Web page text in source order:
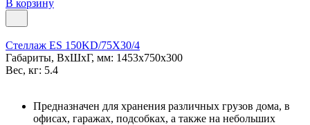
В корзину
Стеллаж ES 150KD/75Х30/4
Габариты, ВxШxГ, мм: 1453x750x300
Вес, кг: 5.4
Предназначен для хранения различных грузов дома, в
офисах, гаражах, подсобках, а также на небольших